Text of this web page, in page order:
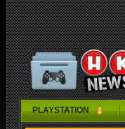
PLAYSTATION